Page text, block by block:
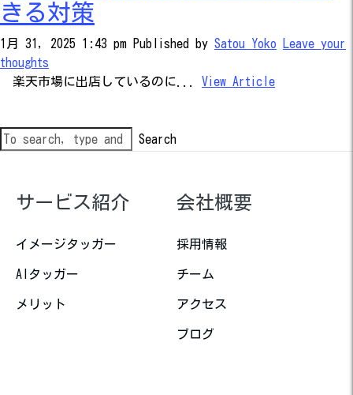
きる対策
1月 31, 2025 1:43 pm Published by Satou Yoko
Leave your
thoughts
楽天市場に出店しているのに... View Article
Search
サービス紹介
イメージタッガー
AIタッガー
メリット
会社概要
採用情報
チーム
アクセス
ブログ